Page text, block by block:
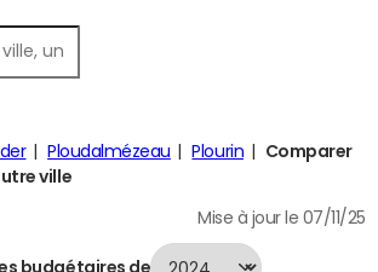
Ploudalmézeau Plourin
Comparer
ville
Mise à jour le 07/11/25
budgétaires de